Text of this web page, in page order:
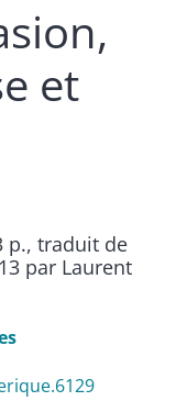
et
p., traduit de
par Laurent